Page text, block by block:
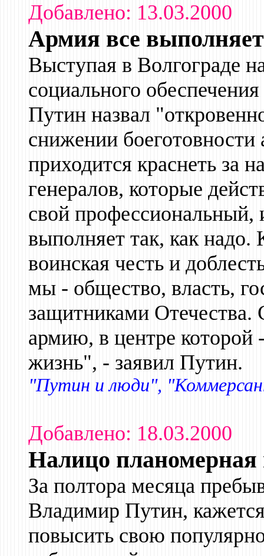
Добавлено: 13.03.2000
Армия все
Выступая в Волгограде
социального
Путин назвал
снижении
приходится краснеть за
генералов, которые
свой профессиональный,
выполняет так, как надо.
воинская честь и
мы - общество, власть,
защитниками
армию, в центре которой
жизнь", - заявил Путин.
"Путин и люди",
Добавлено: 18.03.2000
Налицо
За полтора месяца
Владимир Путин,
повысить свою